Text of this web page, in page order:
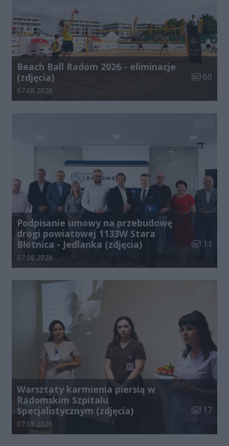
Beach Ball Radom 2026 - eliminacje
(zdjęcia)
Liczba
60
Data dodania galerii:
07.08.2026
Podpisanie umowy na przebudowę
drogi powiatowej 1133W Stara
Błotnica - Jedlanka (zdjęcia)
Liczba
11
Data dodania galerii:
07.08.2026
Warsztaty karmienia piersią w
Radomskim Szpitalu
Specjalistycznym (zdjęcia)
Liczba
17
Data dodania galerii:
07.08.2026